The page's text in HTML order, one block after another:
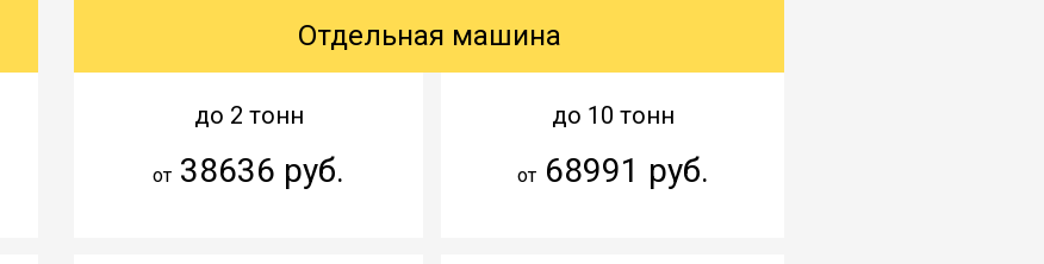
Отдельная машина
до 2 тонн
от 38636 руб.
до 10 тонн
от68991 руб.